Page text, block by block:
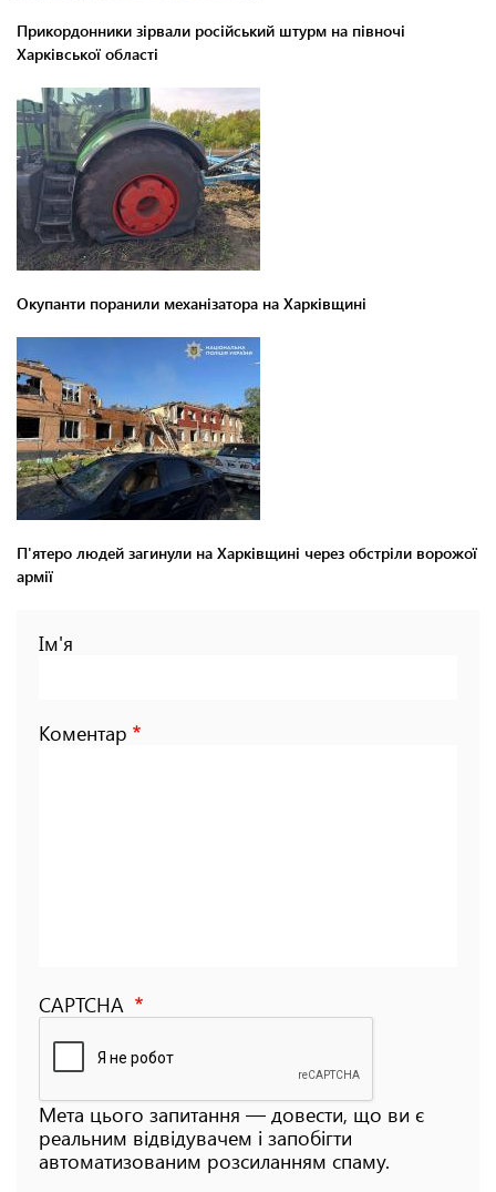
Прикордонники зірвали російський штурм на півночі
Харківської області
Окупанти поранили механізатора на Харківщині
П'ятеро людей загинули на Харківщині через обстріли ворожої
армії
Ім'я
Коментар
CAPTCHA
Мета цього запитання — довести, що ви є
реальним відвідувачем і запобігти
автоматизованим розсиланням спаму.